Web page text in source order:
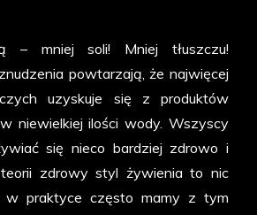
– mniej soli! Mniej tłuszczu!
powtarzają, że najwięcej
uzyskuje się z produktów
niewielkiej ilości wody. Wszyscy
się nieco bardziej zdrowo i
zdrowy styl żywienia to nic
w praktyce często mamy z tym